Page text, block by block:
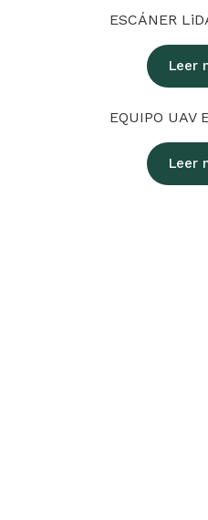
ESCÁNER
Leer
EQUIPO UAV
Leer